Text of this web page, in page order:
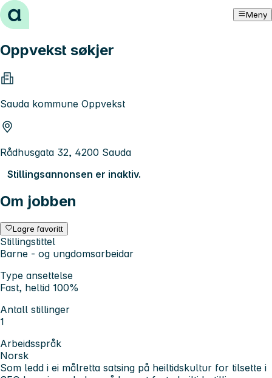
Hopp til innhold Meny
Oppvekst søkjer
Sauda kommune Oppvekst
Rådhusgata 32, 4200 Sauda
Stillingsannonsen er inaktiv.
Om jobben
Lagre favoritt
Stillingstittel
Barne - og ungdomsarbeidar
Type ansettelse
Fast, heltid 100%
Antall stillinger
1
Arbeidsspråk
Norsk
Som ledd i ei målretta satsing på heiltidskultur for tilsette i